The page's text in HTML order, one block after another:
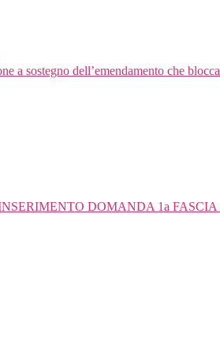
a sostegno dell’emendamento che
DOMANDA 1a